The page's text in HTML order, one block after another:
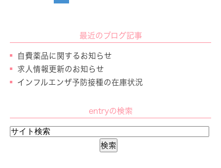
最近のブログ記事
自費薬品に関するお知らせ
求人情報更新のお知らせ
インフルエンザ予防接種の在庫状況
entryの検索